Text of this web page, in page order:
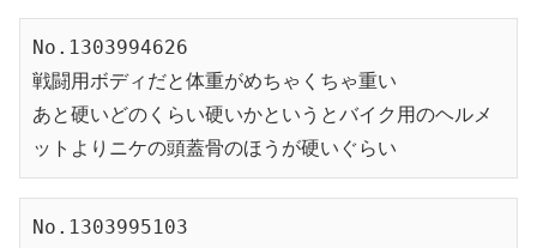
No.1303994626
戦闘用ボディだと体重がめちゃくちゃ重い
あと硬いどのくらい硬いかというとバイク用のヘルメ
ットよりニケの頭蓋骨のほうが硬いぐらい
No.1303995103